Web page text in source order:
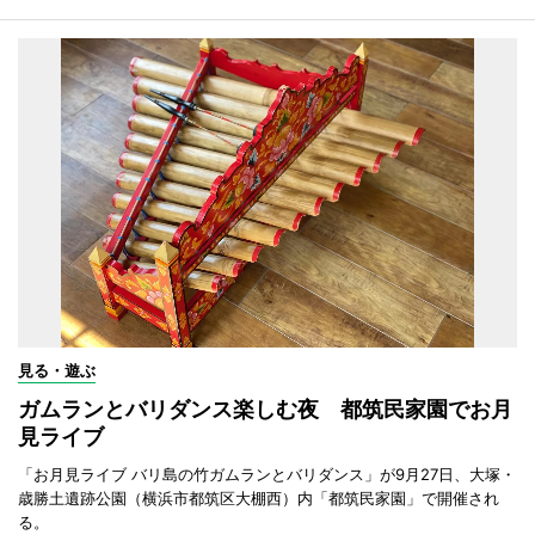
見る・遊ぶ
ガムランとバリダンス楽しむ夜 都筑民家園でお月
見ライブ
「お月見ライブ バリ島の竹ガムランとバリダンス」が9月27日、大塚・
歳勝土遺跡公園（横浜市都筑区大棚西）内「都筑民家園」で開催され
る。